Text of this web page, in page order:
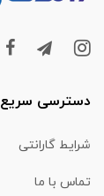
دسترسی سریع
شرایط گارانتی
تماس با ما